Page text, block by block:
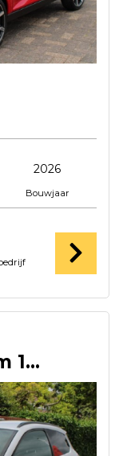
2026
Bouwjaar
E-Crossover Premium 100% Elektrisch met Webasto standkachel